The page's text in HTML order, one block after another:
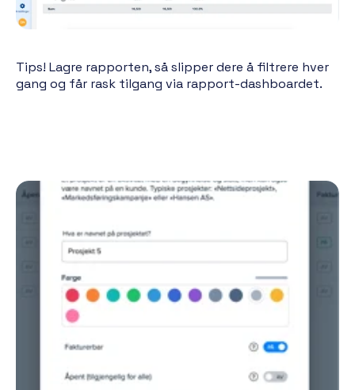
Tips! Lagre rapporten, så slipper dere å filtrere hver
gang og får rask tilgang via rapport-dashboardet.